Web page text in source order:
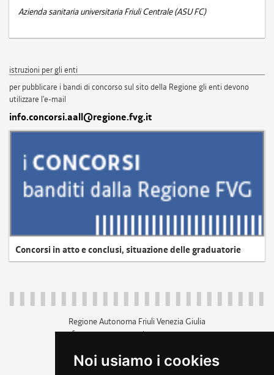
Noi usiamo i cookies
Azienda sanitaria universitaria Friuli Centrale (ASU FC)
istruzioni per gli enti
per pubblicare i bandi di concorso sul sito della Regione gli enti devono
utilizzare l'e-mail
info.concorsi.aall@regione.fvg.it
Concorsi in atto e conclusi, situazione delle graduatorie
Regione Autonoma Friuli Venezia Giulia
c.f. 80014930327; p.iva 00526040324
+39 040 3771111